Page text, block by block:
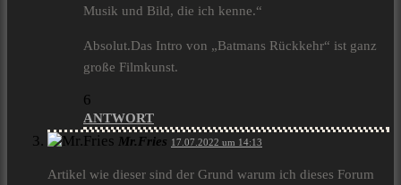
Musik und Bild, die ich kenne.“
Absolut.Das Intro von „Batmans Rückkehr“ ist ganz
große Filmkunst.
6
ANTWORT
Mr.Fries 17.07.2022 um 14:13
Artikel wie dieser sind der Grund warum ich dieses Forum